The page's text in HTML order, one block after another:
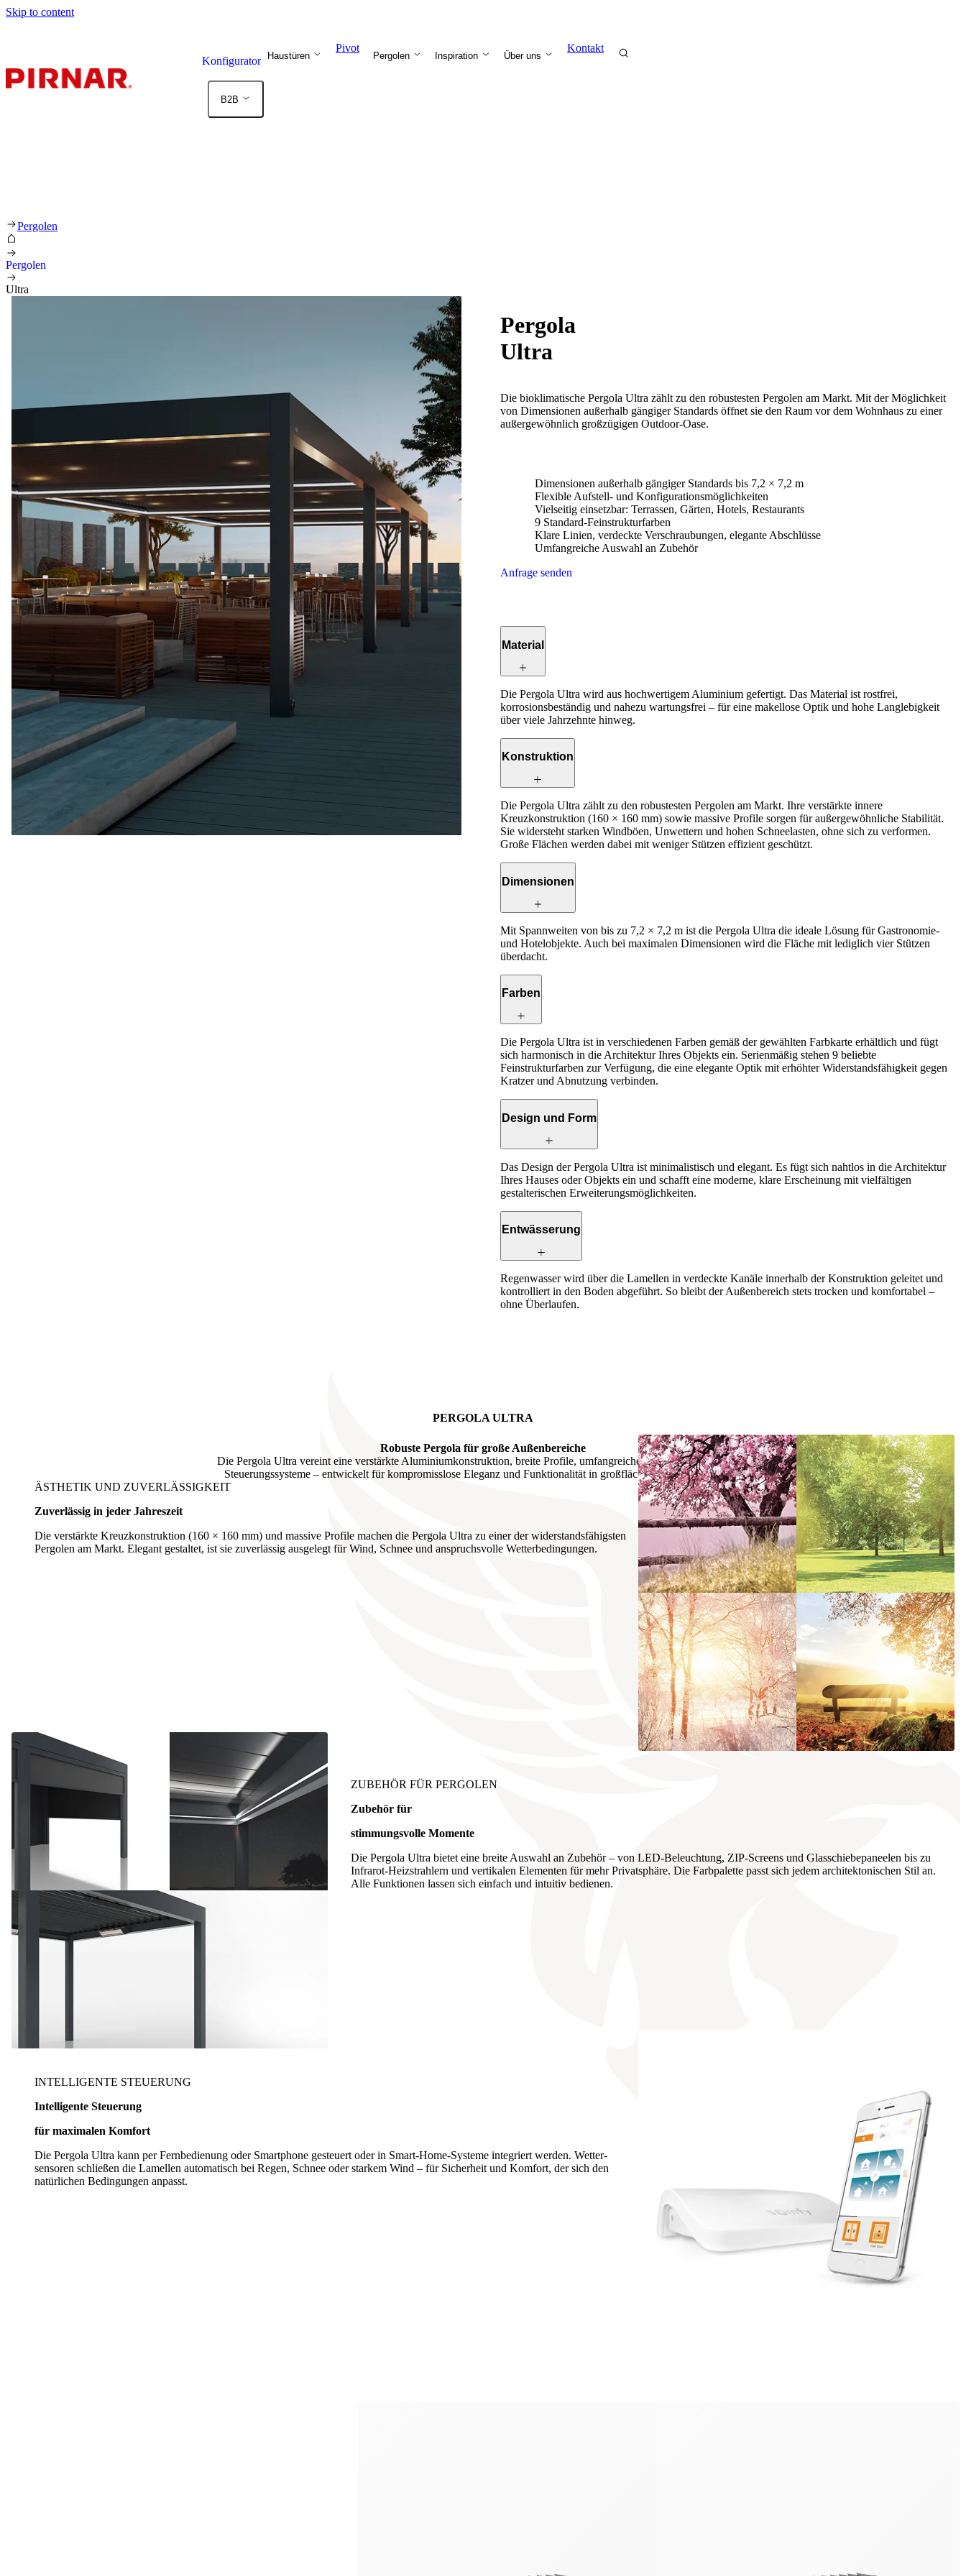
Skip to content
Konfigurator Haustüren
Pivot
Pergolen Inspiration Über uns
Kontakt
B2B
Pergolen
Pergolen
Ultra
Pergola
Ultra
Die bioklimatische Pergola Ultra zählt zu den robustesten Pergolen am Markt. Mit der Möglichkeit
von Dimensionen außerhalb gängiger Standards öffnet sie den Raum vor dem Wohnhaus zu einer
außergewöhnlich großzügigen Outdoor-Oase.
Dimensionen außerhalb gängiger Standards bis 7,2 × 7,2 m
Flexible Aufstell- und Konfigurationsmöglichkeiten
Vielseitig einsetzbar: Terrassen, Gärten, Hotels, Restaurants
9 Standard-Feinstrukturfarben
Klare Linien, verdeckte Verschraubungen, elegante Abschlüsse
Umfangreiche Auswahl an Zubehör
Anfrage senden
Material
Die Pergola Ultra wird aus hochwertigem Aluminium gefertigt. Das Material ist rostfrei,
korrosionsbeständig und nahezu wartungsfrei – für eine makellose Optik und hohe Langlebigkeit
über viele Jahrzehnte hinweg.
Konstruktion
Die Pergola Ultra zählt zu den robustesten Pergolen am Markt. Ihre verstärkte innere
Kreuzkonstruktion (160 × 160 mm) sowie massive Profile sorgen für außergewöhnliche Stabilität.
Sie widersteht starken Windböen, Unwettern und hohen Schneelasten, ohne sich zu verformen.
Große Flächen werden dabei mit weniger Stützen effizient geschützt.
Dimensionen
Mit Spannweiten von bis zu 7,2 × 7,2 m ist die Pergola Ultra die ideale Lösung für Gastronomie-
und Hotelobjekte. Auch bei maximalen Dimensionen wird die Fläche mit lediglich vier Stützen
überdacht.
Farben
Die Pergola Ultra ist in verschiedenen Farben gemäß der gewählten Farbkarte erhältlich und fügt
sich harmonisch in die Architektur Ihres Objekts ein. Serienmäßig stehen 9 beliebte
Feinstrukturfarben zur Verfügung, die eine elegante Optik mit erhöhter Widerstandsfähigkeit gegen
Kratzer und Abnutzung verbinden.
Design und Form
Das Design der Pergola Ultra ist minimalistisch und elegant. Es fügt sich nahtlos in die Architektur
Ihres Hauses oder Objekts ein und schafft eine moderne, klare Erscheinung mit vielfältigen
gestalterischen Erweiterungsmöglichkeiten.
Entwässerung
Regenwasser wird über die Lamellen in verdeckte Kanäle innerhalb der Konstruktion geleitet und
kontrolliert in den Boden abgeführt. So bleibt der Außenbereich stets trocken und komfortabel –
ohne Überlaufen.
PERGOLA ULTRA
Robuste Pergola für große Außenbereiche
Die Pergola Ultra vereint eine verstärkte Aluminiumkonstruktion, breite Profile, umfangreiches Zubehör und moderne
Steuerungssysteme – entwickelt für kompromisslose Eleganz und Funktionalität in großflächigen Außenbereichen.
ÄSTHETIK UND ZUVERLÄSSIGKEIT
Zuverlässig in jeder Jahreszeit
Die verstärkte Kreuzkonstruktion (160 × 160 mm) und massive Profile machen die Pergola Ultra zu einer der widerstandsfähigsten
Pergolen am Markt. Elegant gestaltet, ist sie zuverlässig ausgelegt für Wind, Schnee und anspruchsvolle Wetterbedingungen.
ZUBEHÖR FÜR PERGOLEN
Zubehör für
stimmungsvolle Momente
Die Pergola Ultra bietet eine breite Auswahl an Zubehör – von LED-Beleuchtung, ZIP-Screens und Glasschiebepaneelen bis zu
Infrarot-Heizstrahlern und vertikalen Elementen für mehr Privatsphäre. Die Farbpalette passt sich jedem architektonischen Stil an.
Alle Funktionen lassen sich einfach und intuitiv bedienen.
INTELLIGENTE STEUERUNG
Intelligente Steuerung
für maximalen Komfort
Die Pergola Ultra kann per Fernbedienung oder Smartphone gesteuert oder in Smart-Home-Systeme integriert werden. Wetter­
sensoren schließen die Lamellen automatisch bei Regen, Schnee oder starkem Wind – für Sicherheit und Komfort, der sich den
natürlichen Bedingungen anpasst.